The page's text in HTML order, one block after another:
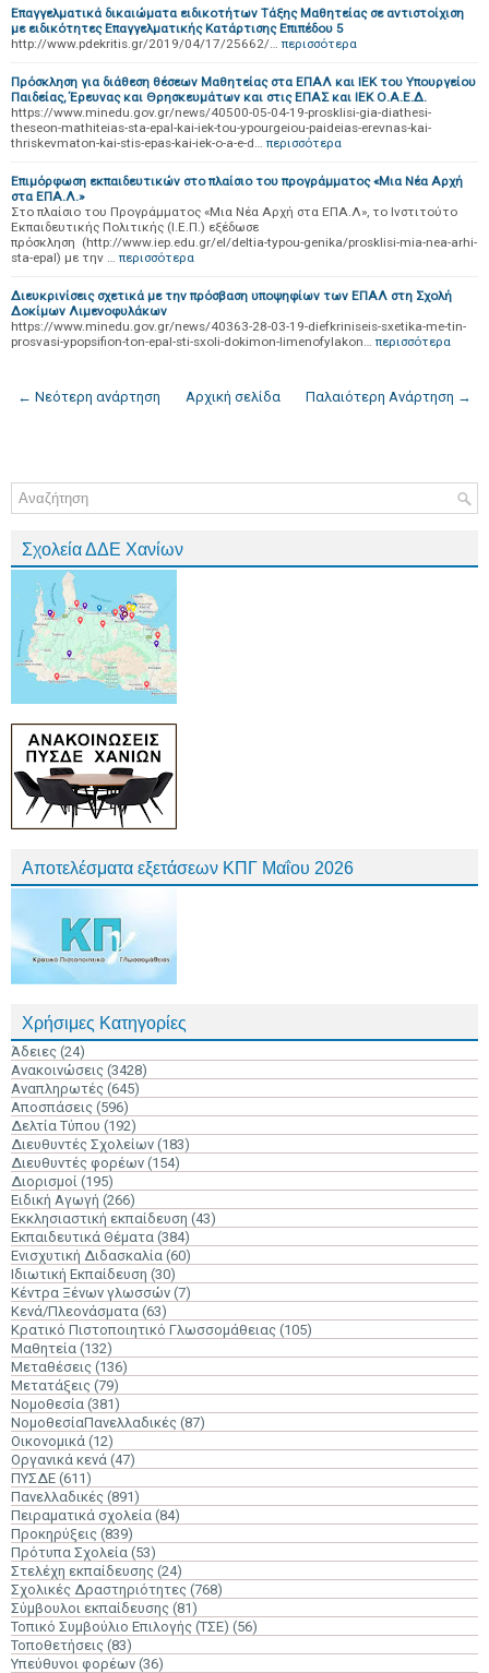
Επαγγελματικά δικαιώματα ειδικοτήτων Τάξης Μαθητείας σε αντιστοίχιση
με ειδικότητες Επαγγελματικής Κατάρτισης Επιπέδου 5
http://www.pdekritis.gr/2019/04/17/25662/… περισσότερα
Πρόσκληση για διάθεση θέσεων Μαθητείας στα ΕΠΑΛ και ΙΕΚ του Υπουργείου
Παιδείας, Έρευνας και Θρησκευμάτων και στις ΕΠΑΣ και ΙΕΚ Ο.Α.Ε.Δ.
https://www.minedu.gov.gr/news/40500-05-04-19-prosklisi-gia-diathesi-
theseon-mathiteias-sta-epal-kai-iek-tou-ypourgeiou-paideias-erevnas-kai-
thriskevmaton-kai-stis-epas-kai-iek-o-a-e-d… περισσότερα
Επιμόρφωση εκπαιδευτικών στο πλαίσιο του προγράμματος «Μια Νέα Αρχή
στα ΕΠΑ.Λ.»
Στο πλαίσιο του Προγράμματος «Μια Νέα Αρχή στα ΕΠΑ.Λ», το Ινστιτούτο
Εκπαιδευτικής Πολιτικής (Ι.Ε.Π.) εξέδωσε
πρόσκληση (http://www.iep.edu.gr/el/deltia-typou-genika/prosklisi-mia-nea-arhi-
sta-epal) με την … περισσότερα
Διευκρινίσεις σχετικά με την πρόσβαση υποψηφίων των ΕΠΑΛ στη Σχολή
Δοκίμων Λιμενοφυλάκων
https://www.minedu.gov.gr/news/40363-28-03-19-diefkriniseis-sxetika-me-tin-
prosvasi-ypopsifion-ton-epal-sti-sxoli-dokimon-limenofylakon… περισσότερα
← Νεότερη ανάρτηση Παλαιότερη Ανάρτηση →
Αρχική σελίδα
Σχολεία ΔΔΕ Χανίων
Αποτελέσματα εξετάσεων ΚΠΓ Μαΐου 2026
Χρήσιμες Κατηγορίες
Άδειες (24)
Ανακοινώσεις (3428)
Αναπληρωτές (645)
Αποσπάσεις (596)
Δελτία Τύπου (192)
Διευθυντές Σχολείων (183)
Διευθυντές φορέων (154)
Διορισμοί (195)
Ειδική Αγωγή (266)
Εκκλησιαστική εκπαίδευση (43)
Εκπαιδευτικά Θέματα (384)
Ενισχυτική Διδασκαλία (60)
Ιδιωτική Εκπαίδευση (30)
Κέντρα Ξένων γλωσσών (7)
Κενά/Πλεονάσματα (63)
Κρατικό Πιστοποιητικό Γλωσσομάθειας (105)
Μαθητεία (132)
Μεταθέσεις (136)
Μετατάξεις (79)
Νομοθεσία (381)
ΝομοθεσίαΠανελλαδικές (87)
Οικονομικά (12)
Οργανικά κενά (47)
ΠΥΣΔΕ (611)
Πανελλαδικές (891)
Πειραματικά σχολεία (84)
Προκηρύξεις (839)
Πρότυπα Σχολεία (53)
Στελέχη εκπαίδευσης (24)
Σχολικές Δραστηριότητες (768)
Σύμβουλοι εκπαίδευσης (81)
Τοπικό Συμβούλιο Επιλογής (ΤΣΕ) (56)
Τοποθετήσεις (83)
Υπεύθυνοι φορέων (36)